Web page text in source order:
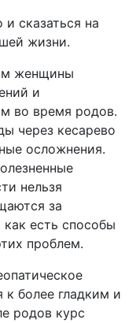
и сказаться на
жизни.
женщины
и
во время родов.
через кесарево
осложнения.
нельзя
за
есть способы
проблем.
к более гладким и
родов курс